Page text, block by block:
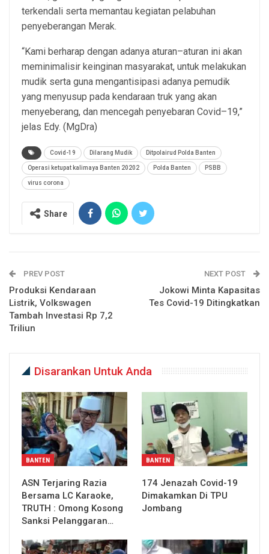
terkendali serta memantau kegiatan pelabuhan
penyeberangan Merak.
“Kami berharap dengan adanya aturan–aturan ini akan
meminimalisir keinginan masyarakat, untuk melakukan
mudik serta guna mengantisipasi adanya pemudik
yang menyusup pada kendaraan truk yang akan
menyeberang, dan mencegah penyebaran Covid–19,”
jelas Edy. (MgDra)
Covid-19 Dilarang Mudik Ditpolairud Polda Banten
Operasi ketupat kalimaya Banten 20202 Polda Banten PSBB
virus corona
Share
PREV POST
Produksi Kendaraan
Listrik, Volkswagen
Tambah Investasi Rp 7,2
Triliun
NEXT POST
Jokowi Minta Kapasitas
Tes Covid-19 Ditingkatkan
Disarankan Untuk Anda
BANTEN
ASN Terjaring Razia
Bersama LC Karaoke,
TRUTH : Omong Kosong
Sanksi Pelanggaran…
BANTEN
174 Jenazah Covid-19
Dimakamkan Di TPU
Jombang